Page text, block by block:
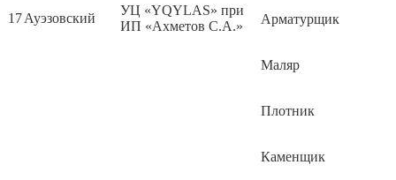
17Ауэзовский
УЦ «YQYLAS» при
ИП «Ахметов С.А.»
Арматурщик
Маляр
Плотник
Каменщик